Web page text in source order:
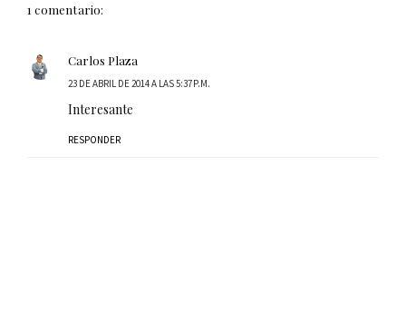
1 comentario:
Carlos Plaza
23 DE ABRIL DE 2014 A LAS 5:37 P.M.
Interesante
RESPONDER